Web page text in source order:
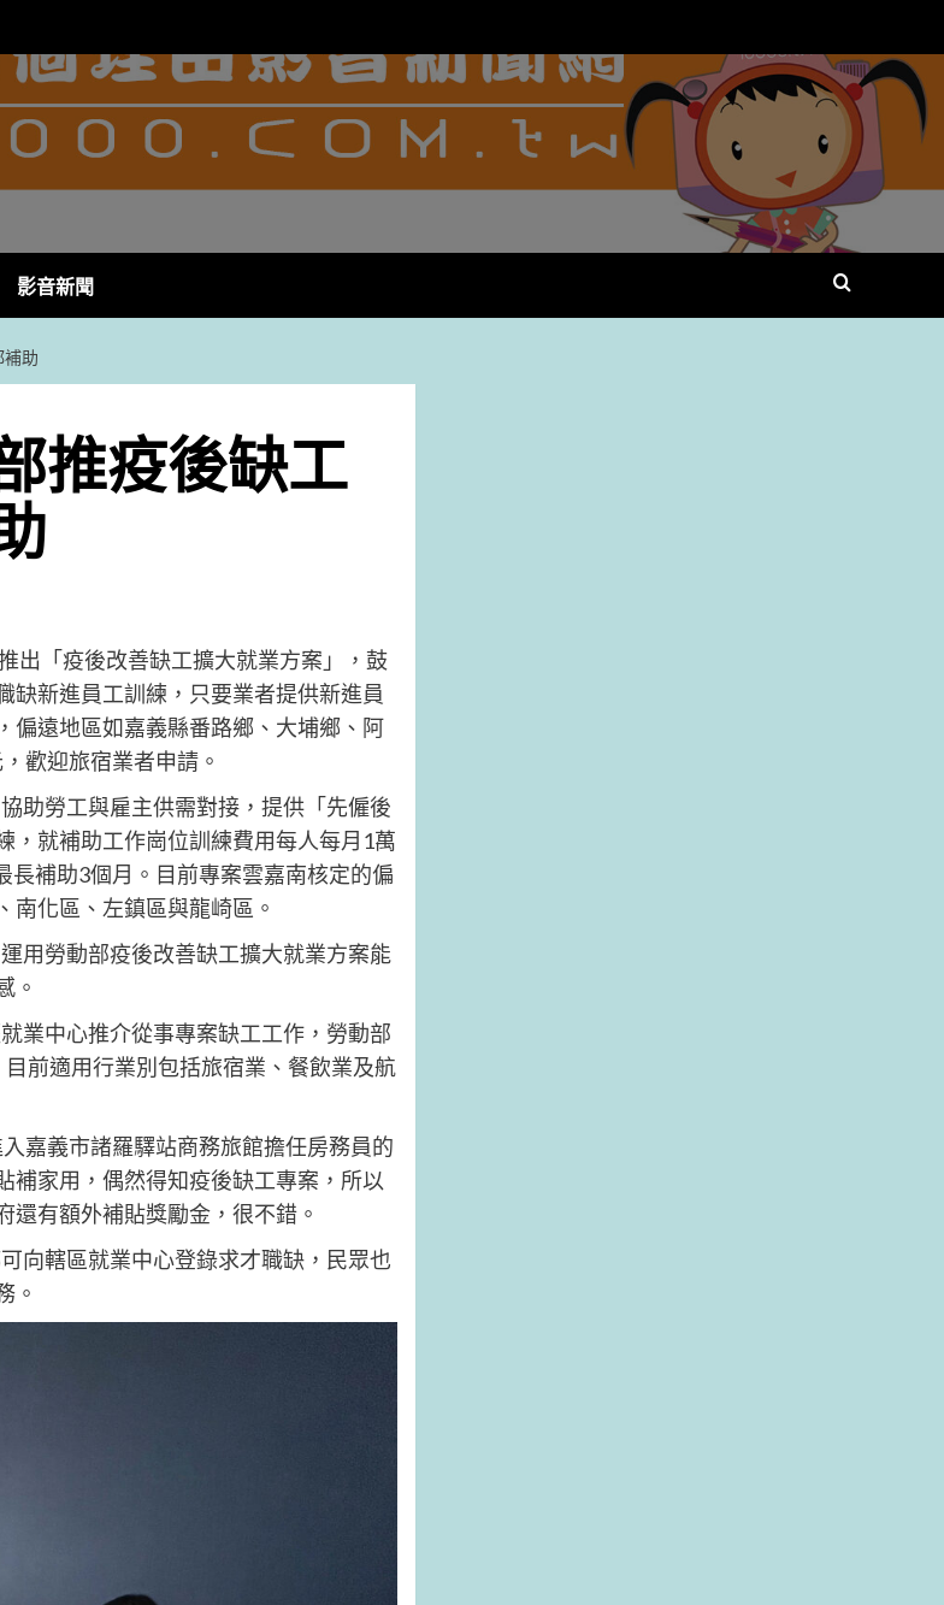
影音新聞
補助
推疫後缺工
出「疫後改善缺工擴大就業方案」，鼓
缺新進員工訓練，只要業者提供新進員
偏遠地區如嘉義縣番路鄉、大埔鄉、阿
歡迎旅宿業者申請。
助勞工與雇主供需對接，提供「先僱後
，就補助工作崗位訓練費用每人每月1萬
長補助3個月。目前專案雲嘉南核定的偏
南化區、左鎮區與龍崎區。
用勞動部疫後改善缺工擴大就業方案能
。
業中心推介從事專案缺工工作，勞動部
前適用行業別包括旅宿業、餐飲業及航
嘉義市諸羅驛站商務旅館擔任房務員的
補家用，偶然得知疫後缺工專案，所以
有額外補貼獎勵金，很不錯。
向轄區就業中心登錄求才職缺，民眾也
。